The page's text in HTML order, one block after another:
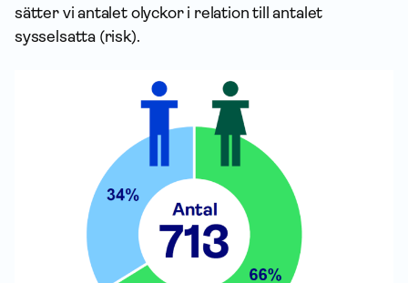
sätter vi antalet olyckor i relation till antalet
sysselsatta (risk).